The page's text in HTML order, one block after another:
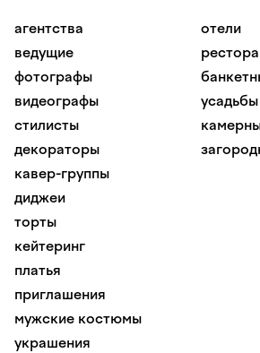
агентства
ведущие
фотографы
видеографы
стилисты
декораторы
кавер-группы
диджеи
торты
кейтеринг
платья
приглашения
мужские костюмы
украшения
отели